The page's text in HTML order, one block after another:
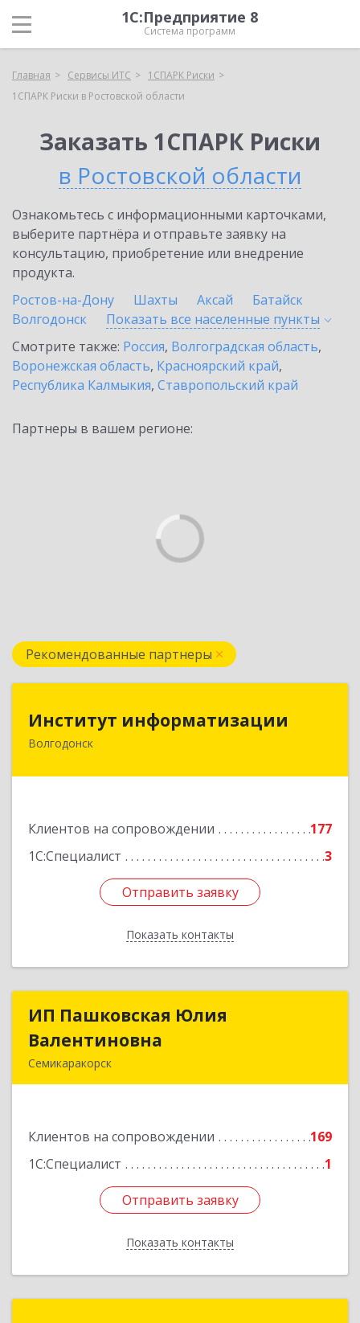
1С:Предприятие 8
Система программ
Главная Сервисы ИТС
1СПАРК Риски
1СПАРК Риски в Ростовской области
Заказать 1СПАРК Риски
в Ростовской области
Ознакомьтесь с информационными карточками,
выберите партнёра и отправьте заявку на
консультацию, приобретение или внедрение
продукта.
Ростов-на-Дону
Шахты Аксай
Батайск
Волгодонск
Показать все населенные пункты
Смотрите также: Россия, Волгоградская область,
Воронежская область, Красноярский край,
Республика Калмыкия, Ставропольский край
Партнеры в вашем регионе:
Рекомендованные партнеры
Институт информатизации
Волгодонск
Клиентов на сопровождении
177
1С:Специалист
3
Отправить заявку
Показать контакты
Институт информатизации
347383, Ростовская обл, Волгодонск г, Маршала
Отправить заявку
Назад
ИП Пашковская Юлия
Валентиновна
Семикаракорск
Клиентов на сопровождении
169
1С:Специалист
1
Отправить заявку
Показать контакты
ИП Пашковская Юлия
Подробнее
Отправить заявку
Назад